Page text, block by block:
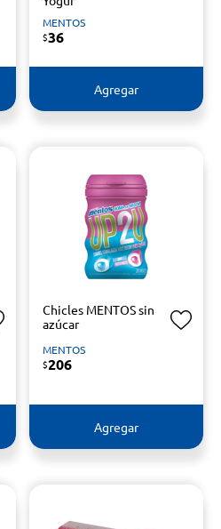
MENTOS
$36
Agregar
Chicles MENTOS sin
azúcar
MENTOS
$206
Agregar